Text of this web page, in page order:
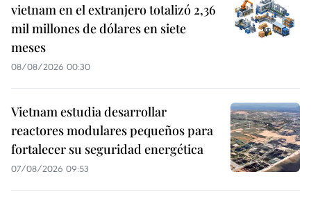
vietnam en el extranjero totalizó 2,36
mil millones de dólares en siete
meses
08/08/2026 00:30
Vietnam estudia desarrollar
reactores modulares pequeños para
fortalecer su seguridad energética
07/08/2026 09:53